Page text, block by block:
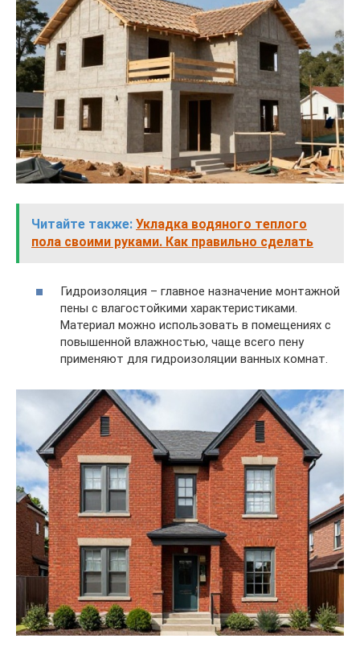
Читайте также: Укладка водяного теплого
пола своими руками. Как правильно сделать
Гидроизоляция – главное назначение монтажной
пены с влагостойкими характеристиками.
Материал можно использовать в помещениях с
повышенной влажностью, чаще всего пену
применяют для гидроизоляции ванных комнат.